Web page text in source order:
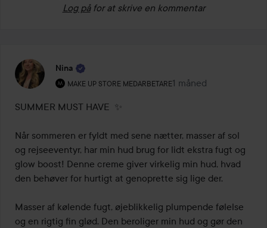
Log på for at skrive en kommentar
Nina
MAKE UP STORE MEDARBETARE
Brugerens rolle: Make Up Store medarbetare.
1 måned
Posten blev oprettet 1
SUMMER MUST HAVE  ✨
Når sommeren er fyldt med sene nætter, masser af sol
og rejseeventyr, har min hud brug for lidt ekstra fugt og
glow boost! Denne creme giver virkelig min hud, hvad
den behøver for hurtigt at genoprette sig lige der.
Masser af kølende fugt, øjeblikkelig plumpende følelse
og en rigtig fin glød. Den beroliger min hud og gør den